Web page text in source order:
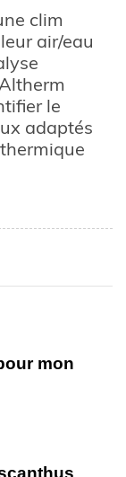
clim
air/eau
le
adaptés
mon